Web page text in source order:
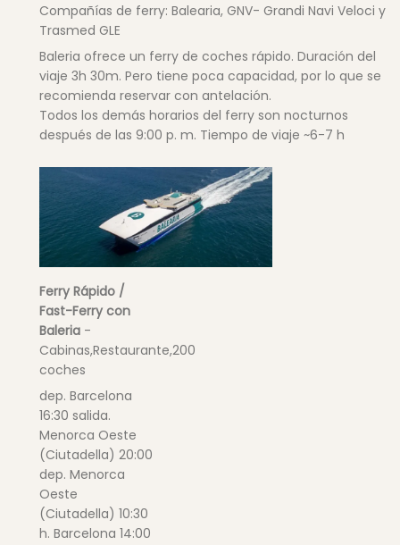
Compañías de ferry: Balearia, GNV- Grandi Navi Veloci y
Trasmed GLE
Baleria ofrece un ferry de coches rápido. Duración del
viaje 3h 30m. Pero tiene poca capacidad, por lo que se
recomienda reservar con antelación.
Todos los demás horarios del ferry son nocturnos
después de las 9:00 p. m. Tiempo de viaje ~6-7 h
Ferry Rápido /
Fast-Ferry con
Baleria -
Cabinas,Restaurante,200
coches
dep. Barcelona
16:30 salida.
Menorca Oeste
(Ciutadella) 20:00
dep. Menorca
Oeste
(Ciutadella) 10:30
h. Barcelona 14:00